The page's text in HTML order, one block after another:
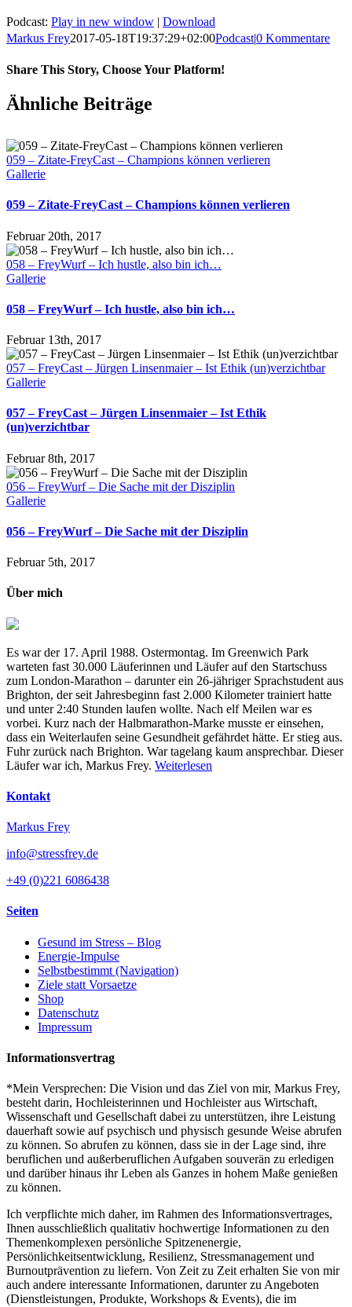
Podcast: Play in new window | Download
Markus Frey2017-05-18T19:37:29+02:00Podcast|0 Kommentare
Share This Story, Choose Your Platform!
Ähnliche Beiträge
059 – Zitate-FreyCast – Champions können verlieren
Gallerie
059 – Zitate-FreyCast – Champions können verlieren
Februar 20th, 2017
058 – FreyWurf – Ich hustle, also bin ich…
Gallerie
058 – FreyWurf – Ich hustle, also bin ich…
Februar 13th, 2017
057 – FreyCast – Jürgen Linsenmaier – Ist Ethik (un)verzichtbar
Gallerie
057 – FreyCast – Jürgen Linsenmaier – Ist Ethik
(un)verzichtbar
Februar 8th, 2017
056 – FreyWurf – Die Sache mit der Disziplin
Gallerie
056 – FreyWurf – Die Sache mit der Disziplin
Februar 5th, 2017
Über mich
Es war der 17. April 1988. Ostermontag. Im Greenwich Park
warteten fast 30.000 Läuferinnen und Läufer auf den Startschuss
zum London-Marathon – darunter ein 26-jähriger Sprachstudent aus
Brighton, der seit Jahresbeginn fast 2.000 Kilometer trainiert hatte
und unter 2:40 Stunden laufen wollte. Nach elf Meilen war es
vorbei. Kurz nach der Halbmarathon-Marke musste er einsehen,
dass ein Weiterlaufen seine Gesundheit gefährdet hätte. Er stieg aus.
Fuhr zurück nach Brighton. War tagelang kaum ansprechbar. Dieser
Läufer war ich, Markus Frey. Weiterlesen
Kontakt
Markus Frey
info@stressfrey.de
+49 (0)221 6086438
Seiten
Gesund im Stress – Blog
Energie-Impulse
Selbstbestimmt (Navigation)
Ziele statt Vorsaetze
Shop
Datenschutz
Impressum
Informationsvertrag
*Mein Versprechen: Die Vision und das Ziel von mir, Markus Frey,
besteht darin, Hochleisterinnen und Hochleister aus Wirtschaft,
Wissenschaft und Gesellschaft dabei zu unterstützen, ihre Leistung
dauerhaft sowie auf psychisch und physisch gesunde Weise abrufen
zu können. So abrufen zu können, dass sie in der Lage sind, ihre
beruflichen und außerberuflichen Aufgaben souverän zu erledigen
und darüber hinaus ihr Leben als Ganzes in hohem Maße genießen
zu können.
Ich verpflichte mich daher, im Rahmen des Informationsvertrages,
Ihnen ausschließlich qualitativ hochwertige Informationen zu den
Themenkomplexen persönliche Spitzenenergie,
Persönlichkeitsentwicklung, Resilienz, Stressmanagement und
Burnoutprävention zu liefern. Von Zeit zu Zeit erhalten Sie von mir
auch andere interessante Informationen, darunter zu Angeboten
(Dienstleistungen, Produkte, Workshops & Events), die im